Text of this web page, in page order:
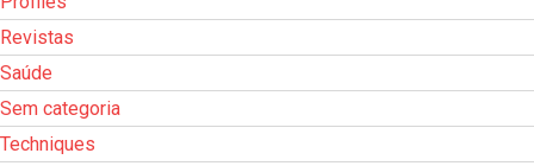
Revistas
Saúde
Sem categoria
Techniques